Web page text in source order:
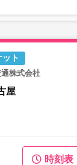
ト
株式会社
屋
時刻表